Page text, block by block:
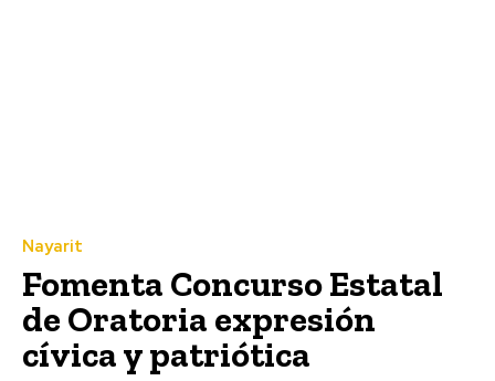
Nayarit
Fomenta Concurso Estatal
de Oratoria expresión
cívica y patriótica